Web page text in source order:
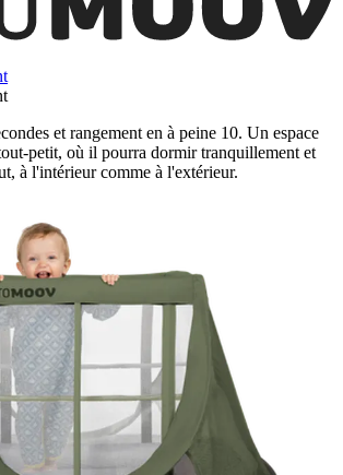
et rangement en à peine 10. Un espace
petit, où il pourra dormir tranquillement et
à l'intérieur comme à l'extérieur.